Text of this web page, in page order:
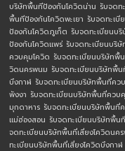
บริษัทพื้นทีป้องกันโควิดน่าน รับจดท
พื้นทีป้องกันโควิดพะเยา รับจดทะเ
ป้องกันโควิดภูเก็ต รับจดทะเบียนบ
ป้องกันโควิดแพร่ รับจดทะเบียนบริ
ควบคุมโควิด รับจดทะเบียนบริษัทพื้
วิดนครพนม รับจดทะเบียนบริษัทพื้
บึงกาฬ รับจดทะเบียนบริษัทพื้นที่คว
พังงา รับจดทะเบียนบริษัทพื้นที่ควบ
มุกดาหาร รับจดทะเบียนบริษัทพื้นที่
แม่ฮ่องสอน รับจดทะเบียนบริษัทพื้น
จดทะเบียนบริษัทพื้นที่เสี่ยงโควิดนค
ทะเบียนบริษัทพื้นที่เสี่ยงโควิดบึงกาฬ